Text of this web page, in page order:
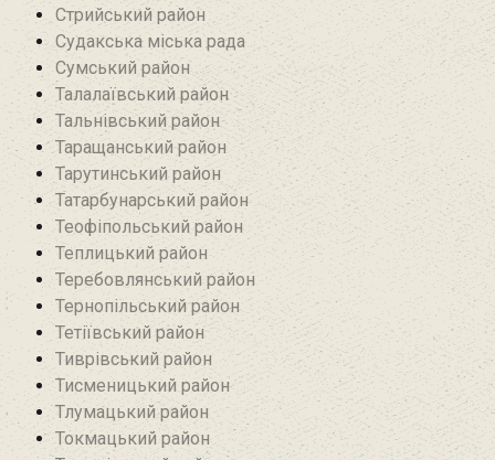
Стрийський район
Судакська міська рада
Сумський район
Талалаївський район
Тальнівський район
Таращанський район
Тарутинський район
Татарбунарський район
Теофіпольський район‎
Теплицький район
Теребовлянський район
Тернопільський район
Тетіївський район
Тиврівський район
Тисменицький район
Тлумацький район
Токмацький район